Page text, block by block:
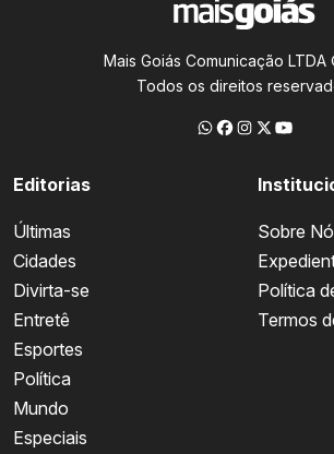
Mais Goiás Comunicação
Todos os direitos
Editorias
Últimas
Cidades
Divirta-se
Entretê
Esportes
Política
Mundo
Especiais
Sobre
Política
Termos